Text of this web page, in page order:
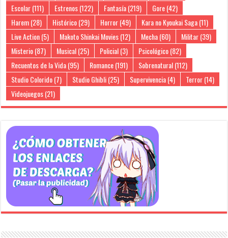
Escolar(111) Estrenos(122) Fantasía(219) Gore(42)
Harem(28) Histórico(29) Horror(49) Kara no Kyoukai Saga(11)
Live Action(5) Makoto Shinkai Movies(12) Mecha(60) Militar(39)
Misterio(87) Musical(25) Policial(3) Psicológico(82)
Recuentos de la Vida(95) Romance(191) Sobrenatural(112)
Studio Colorido(7) Studio Ghibli(25) Supervivencia(4) Terror(14)
Videojuegos(21)